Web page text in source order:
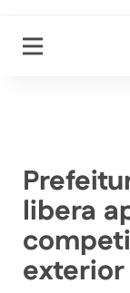
libera
exterior